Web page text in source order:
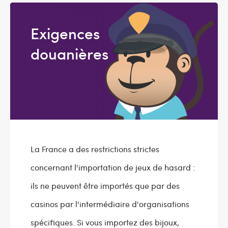
Exigences
douanières
La France a des restrictions strictes
concernant l'importation de jeux de hasard :
ils ne peuvent être importés que par des
casinos par l'intermédiaire d'organisations
spécifiques. Si vous importez des bijoux,